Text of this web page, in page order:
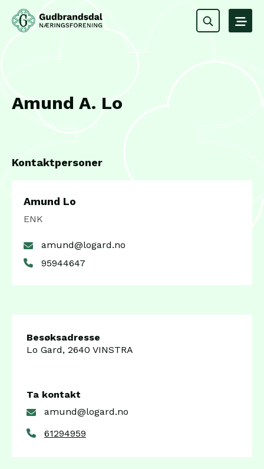
Amund A. Lo
Kontaktpersoner
Amund Lo
ENK
amund@logard.no
95944647
Besøksadresse
Lo Gard, 2640 VINSTRA
Ta kontakt
amund@logard.no
61294959